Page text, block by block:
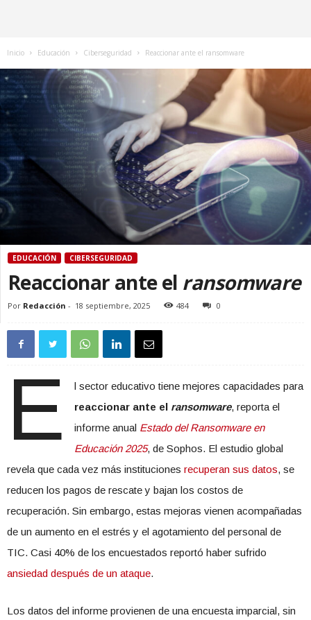
Inicio Educación Ciberseguridad Reaccionar ante el ransomware
EDUCACIÓN CIBERSEGURIDAD
Reaccionar ante el ransomware
Por Redacción - 18 septiembre, 2025 484 0
E
l sector educativo tiene mejores capacidades para
reaccionar ante el ransomware, reporta el
informe anual Estado del Ransomware en
Educación 2025, de Sophos. El estudio global
revela que cada vez más instituciones recuperan sus datos, se
reducen los pagos de rescate y bajan los costos de
recuperación. Sin embargo, estas mejoras vienen acompañadas
de un aumento en el estrés y el agotamiento del personal de
TIC. Casi 40% de los encuestados reportó haber sufrido
ansiedad después de un ataque.
Los datos del informe provienen de una encuesta imparcial, sin